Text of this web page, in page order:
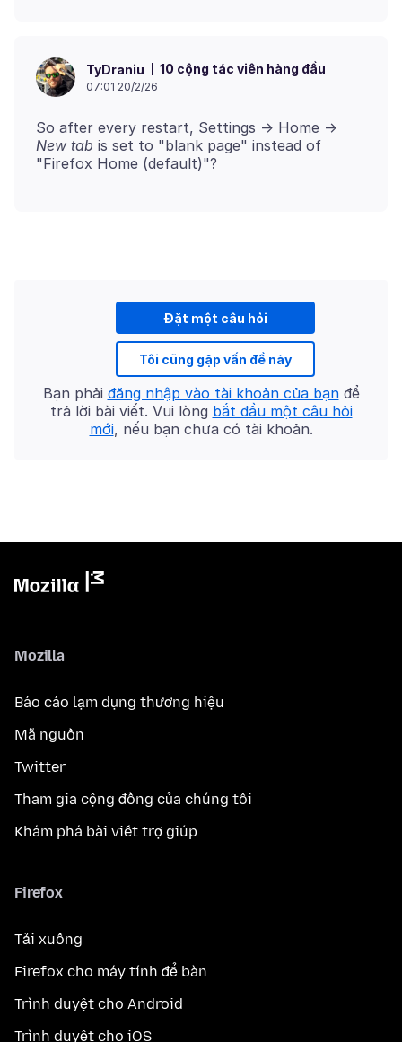
TyDraniu 10 cộng tác viên hàng đầu
07:01 20/2/26
So after every restart, Settings -> Home ->
New tab is set to "blank page" instead of
Đặt một câu hỏi
Tôi cũng gặp vấn đề này
Bạn phải đăng nhập vào tài khoản của bạnđể
trả lời bài viết. Vui lòng bắt đầu một câu hỏi
mới, nếu bạn chưa có tài khoản.
Mozilla
Báo cáo lạm dụng thương hiệu
Mã nguồn
Twitter
Tham gia cộng đồng của chúng tôi
Khám phá bài viết trợ giúp
Firefox
Tải xuống
Firefox cho máy tính để bàn
Trình duyệt cho Android
Trình duyệt cho iOS